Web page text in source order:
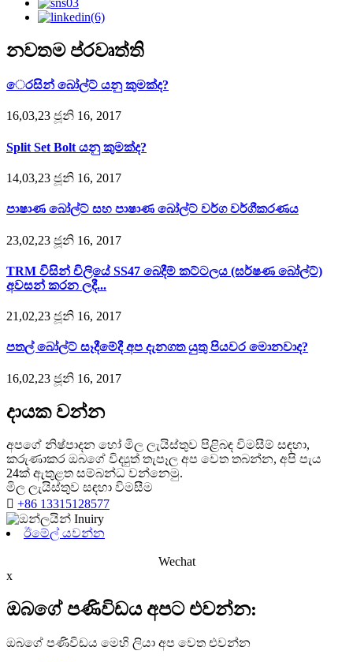
නවතම ප්රවෘත්ති
ෙරසින් බෝල්ට් යනු කුමක්ද?
16,03,23 ජූනි 16, 2017
Split Set Bolt යනු කුමක්ද?
14,03,23 ජූනි 16, 2017
පාෂාණ බෝල්ට් සහ පාෂාණ බෝල්ට් වර්ග වර්ගීකරණය
23,02,23 ජූනි 16, 2017
TRM විසින් චිලියේ SS47 බෙදීම් කට්ටලය (ඝර්ෂණ බෝල්ට්)
අවසන් කරන ලදී...
21,02,23 ජූනි 16, 2017
පතල් බෝල්ට් සෑදීමේදී අප දැනගත යුතු පියවර මොනවාද?
16,02,23 ජූනි 16, 2017
දායක වන්න
අපගේ නිෂ්පාදන හෝ මිල ලැයිස්තුව පිළිබඳ විමසීම් සඳහා,
කරුණාකර ඔබගේ විද්‍යුත් තැපෑල අප වෙත තබන්න, අපි පැය
24ක් ඇතුළත සම්බන්ධ වන්නෙමු.
මිල ලැයිස්තුව සඳහා විමසීම
 +86 13315128577
ඊමේල් යවන්න
Wechat
x
ඔබගේ පණිවිඩය අපට එවන්න:
ඔබගේ පණිවිඩය මෙහි ලියා අප වෙත එවන්න